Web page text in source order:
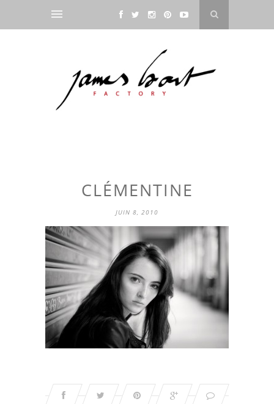
CLÉMENTINE
JUIN 8, 2010